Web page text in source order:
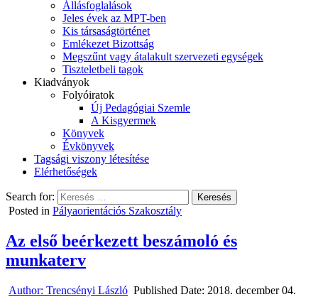
Állásfoglalások
Jeles évek az MPT-ben
Kis társaságtörténet
Emlékezet Bizottság
Megszűnt vagy átalakult szervezeti egységek
Tiszteletbeli tagok
Kiadványok
Folyóiratok
Új Pedagógiai Szemle
A Kisgyermek
Könyvek
Évkönyvek
Tagsági viszony létesítése
Elérhetőségek
Search for:
Posted in Pályaorientációs Szakosztály
Az első beérkezett beszámoló és
munkaterv
Author: Trencsényi László Published Date: 2018. december 04.